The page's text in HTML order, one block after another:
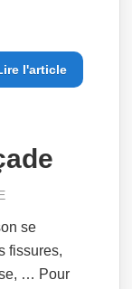
l'article
se
fissures,
… Pour